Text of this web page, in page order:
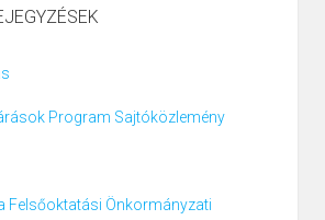
Program Sajtóközlemény
Felsőoktatási Önkormányzati